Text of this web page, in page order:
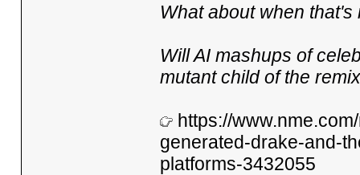
What about when
Will AI mashups of
mutant child of the
https://
generated-drake-and-
platforms-3432055